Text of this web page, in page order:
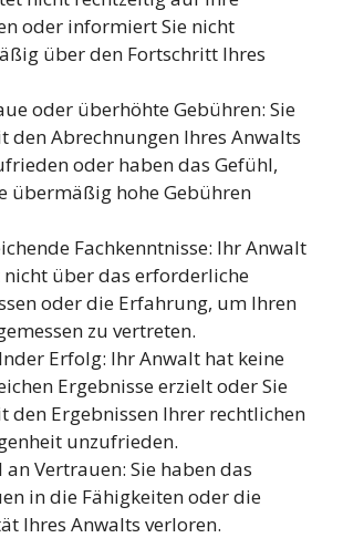
oder informiert Sie nicht
über den Fortschritt Ihres
oder überhöhte Gebühren: Sie
den Abrechnungen Ihres Anwalts
oder haben das Gefühl,
übermäßig hohe Gebühren
Fachkenntnisse: Ihr Anwalt
über das erforderliche
oder die Erfahrung, um Ihren
zu vertreten.
Erfolg: Ihr Anwalt hat keine
Ergebnisse erzielt oder Sie
den Ergebnissen Ihrer rechtlichen
unzufrieden.
an Vertrauen: Sie haben das
in die Fähigkeiten oder die
Ihres Anwalts verloren.